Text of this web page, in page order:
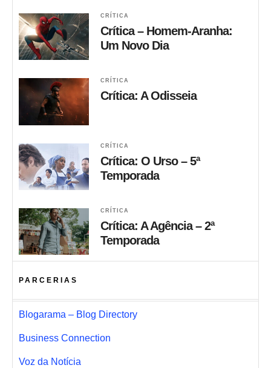
CRÍTICA
Crítica – Homem-Aranha:
Um Novo Dia
CRÍTICA
Crítica: A Odisseia
CRÍTICA
Crítica: O Urso – 5ª
Temporada
CRÍTICA
Crítica: A Agência – 2ª
Temporada
PARCERIAS
Blogarama – Blog Directory
Business Connection
Voz da Notícia